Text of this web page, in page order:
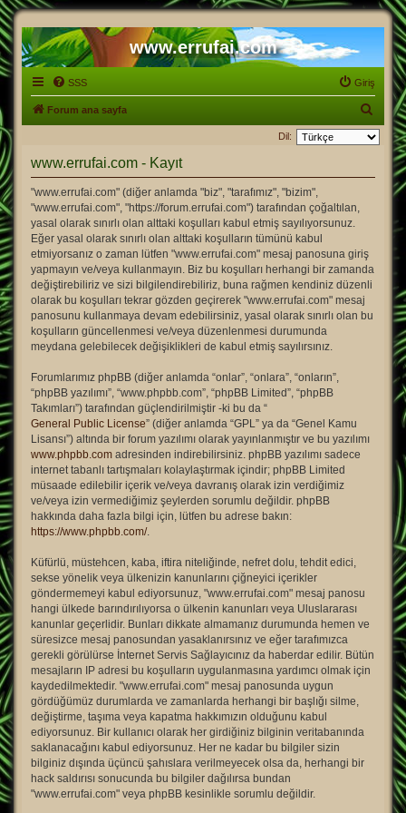
www.errufai.com
SSS Giriş
Forum ana sayfa
r
Dil:
www.errufai.com - Kayıt
"www.errufai.com" (diğer anlamda "biz", "tarafımız", "bizim",
"www.errufai.com", "https://forum.errufai.com") tarafından çoğaltılan,
yasal olarak sınırlı olan alttaki koşulları kabul etmiş sayılıyorsunuz.
Eğer yasal olarak sınırlı olan alttaki koşulların tümünü kabul
etmiyorsanız o zaman lütfen "www.errufai.com" mesaj panosuna giriş
yapmayın ve/veya kullanmayın. Biz bu koşulları herhangi bir zamanda
değiştirebiliriz ve sizi bilgilendirebiliriz, buna rağmen kendiniz düzenli
olarak bu koşulları tekrar gözden geçirerek "www.errufai.com" mesaj
panosunu kullanmaya devam edebilirsiniz, yasal olarak sınırlı olan bu
koşulların güncellenmesi ve/veya düzenlenmesi durumunda
meydana gelebilecek değişiklikleri de kabul etmiş sayılırsınız.
Forumlarımız phpBB (diğer anlamda “onlar”, “onlara”, “onların”,
“phpBB yazılımı”, “www.phpbb.com”, “phpBB Limited”, “phpBB
Takımları”) tarafından güçlendirilmiştir -ki bu da “
General Public License” (diğer anlamda “GPL” ya da “Genel Kamu
Lisansı”) altında bir forum yazılımı olarak yayınlanmıştır ve bu yazılımı
www.phpbb.com adresinden indirebilirsiniz. phpBB yazılımı sadece
internet tabanlı tartışmaları kolaylaştırmak içindir; phpBB Limited
müsaade edilebilir içerik ve/veya davranış olarak izin verdiğimiz
ve/veya izin vermediğimiz şeylerden sorumlu değildir. phpBB
hakkında daha fazla bilgi için, lütfen bu adrese bakın:
https://www.phpbb.com/.
Küfürlü, müstehcen, kaba, iftira niteliğinde, nefret dolu, tehdit edici,
sekse yönelik veya ülkenizin kanunlarını çiğneyici içerikler
göndermemeyi kabul ediyorsunuz, "www.errufai.com" mesaj panosu
hangi ülkede barındırılıyorsa o ülkenin kanunları veya Uluslararası
kanunlar geçerlidir. Bunları dikkate almamanız durumunda hemen ve
süresizce mesaj panosundan yasaklanırsınız ve eğer tarafımızca
gerekli görülürse İnternet Servis Sağlayıcınız da haberdar edilir. Bütün
mesajların IP adresi bu koşulların uygulanmasına yardımcı olmak için
kaydedilmektedir. "www.errufai.com" mesaj panosunda uygun
gördüğümüz durumlarda ve zamanlarda herhangi bir başlığı silme,
değiştirme, taşıma veya kapatma hakkımızın olduğunu kabul
ediyorsunuz. Bir kullanıcı olarak her girdiğiniz bilginin veritabanında
saklanacağını kabul ediyorsunuz. Her ne kadar bu bilgiler sizin
bilginiz dışında üçüncü şahıslara verilmeyecek olsa da, herhangi bir
hack saldırısı sonucunda bu bilgiler dağılırsa bundan
"www.errufai.com" veya phpBB kesinlikle sorumlu değildir.